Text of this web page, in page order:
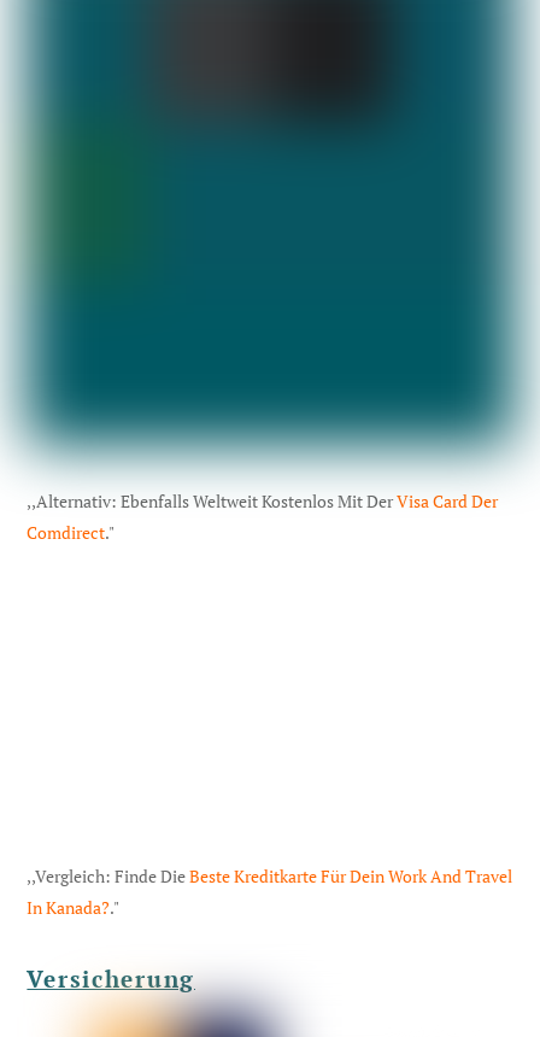
,,Alternativ: Ebenfalls Weltweit Kostenlos Mit DerVisa Card Der
Comdirect."
,,Vergleich: Finde DieBeste Kreditkarte Für Dein Work And Travel
In Kanada?."
Versicherung